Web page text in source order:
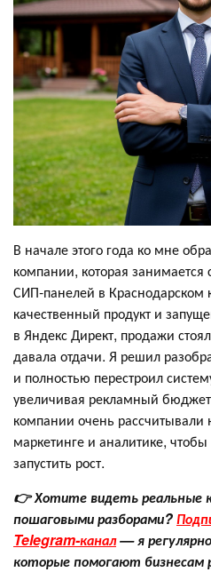
В начале этого года ко мне
компании, которая занимается
СИП-панелей в Краснодарском
качественный продукт и
в Яндекс Директ, продажи
давала отдачи. Я решил
и полностью перестроил
увеличивая рекламный
компании очень рассчитывали
маркетинге и аналитике,
запустить рост.
👉 Хотите видеть реальные
пошаговыми разборами?
Telegram-канал— я
которые помогают бизнесам